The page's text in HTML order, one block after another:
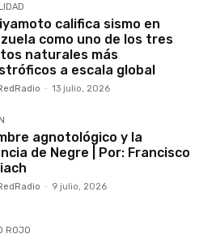
califica sismo en
como uno de los tres
naturales más
a escala global
- 13 julio, 2026
agnotológico y la
de Negre | Por: Francisco
- 9 julio, 2026
ROJO